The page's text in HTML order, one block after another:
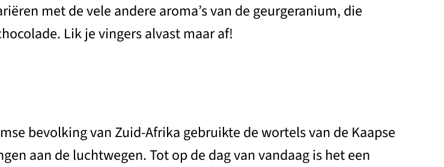
met de vele andere aroma’s van de geurgeranium, die
Lik je vingers alvast maar af!
bevolking van Zuid-Afrika gebruikte de wortels van de Kaapse
aan de luchtwegen. Tot op de dag van vandaag is het een